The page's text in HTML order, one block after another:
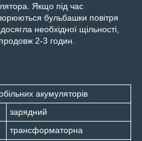
Якщо під час
бульбашки повітря
необхідної щільності,
2-3 годин.
акумуляторів
зарядний
трансформаторна